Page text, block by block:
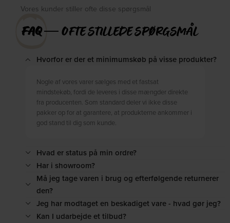
Vores kunder stiller ofte disse spørgsmål
FAQ― OFTE STILLEDE SPØRGSMÅL
Hvorfor er der et minimumskøb på visse produkter?
Nogle af vores varer sælges med et fastsat
mindstekøb, fordi de leveres i disse mængder direkte
fra producenten. Som standard deler vi ikke disse
pakker op for at garantere, at produkterne ankommer i
god stand til dig som kunde.
Hvad er status på min ordre?
Har i showroom?
Må jeg tage varen i brug og efterfølgende returnerer
den?
Jeg har modtaget en beskadiget vare - hvad gør jeg?
Kan I udarbejde et tilbud?